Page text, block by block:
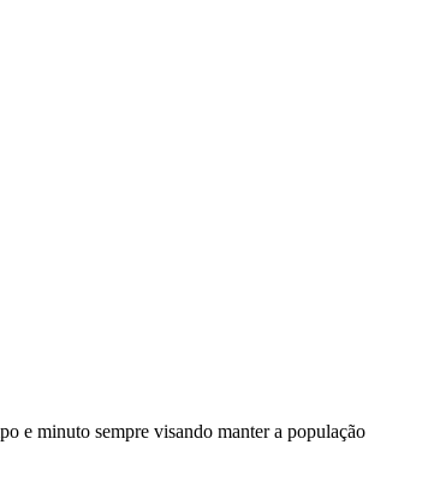
e minuto sempre visando manter a população